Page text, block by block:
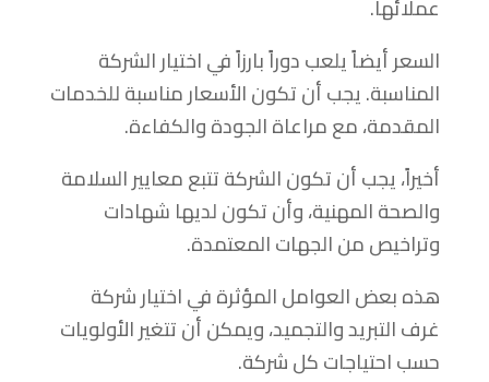
عملائها.
السعر أيضاً يلعب دوراً بارزاً في اختيار الشركة
المناسبة. يجب أن تكون الأسعار مناسبة للخدمات
المقدمة، مع مراعاة الجودة والكفاءة.
أخيراً، يجب أن تكون الشركة تتبع معايير السلامة
والصحة المهنية، وأن تكون لديها شهادات
وتراخيص من الجهات المعتمدة.
هذه بعض العوامل المؤثرة في اختيار شركة
غرف التبريد والتجميد، ويمكن أن تتغير الأولويات
حسب احتياجات كل شركة.